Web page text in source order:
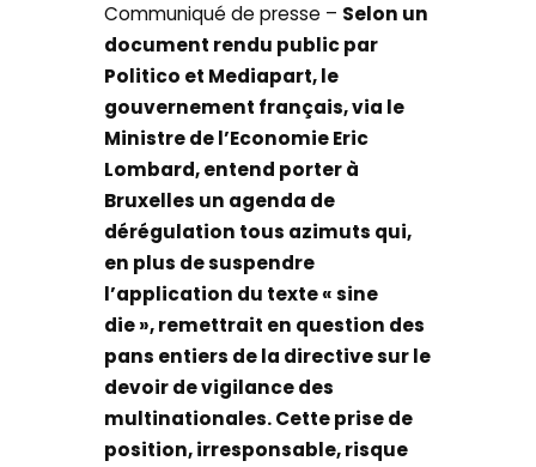
Communiqué de presse – Selon un
document rendu public par
Politico et Mediapart, le
gouvernement français, via le
Ministre de l’Economie Eric
Lombard, entend porter à
Bruxelles un agenda de
dérégulation tous azimuts qui,
en plus de suspendre
l’application du texte « sine
die », remettrait en question des
pans entiers de la directive sur le
devoir de vigilance des
multinationales. Cette prise de
position, irresponsable, risque